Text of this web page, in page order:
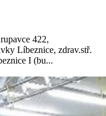
422,
Líbeznice, zdrav.stř.
I (bu...